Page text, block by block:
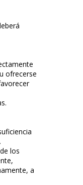
ofrecerse
los
a